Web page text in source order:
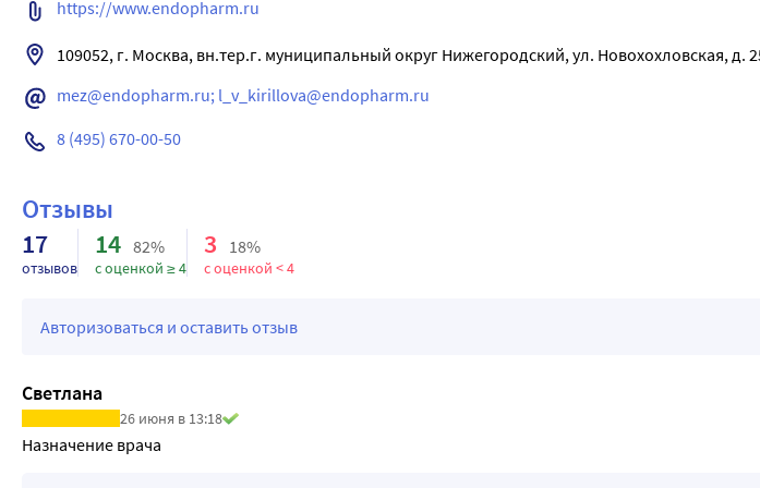
https://www.endopharm.ru
109052, г. Москва, вн.тер.г. муниципальный округ Нижегородский, ул. Новохохловская, д.
mez@endopharm.ru; l_v_kirillova@endopharm.ru
8 (495) 670-00-50
Отзывы
17
отзывов
14 82%
с оценкой ≥ 4
3 18%
с оценкой < 4
Авторизоваться и оставить отзыв
Светлана
26 июня в 13:18
Назначение врача